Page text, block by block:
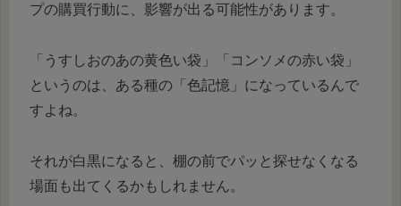
プの購買行動に、影響が出る可能性があります。
「うすしおのあの黄色い袋」「コンソメの赤い袋」
というのは、ある種の「色記憶」になっているんで
すよね。
それが白黒になると、棚の前でパッと探せなくなる
場面も出てくるかもしれません。